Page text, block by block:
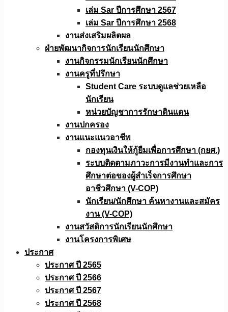
เล่ม Sar ปีการศึกษา 2567
เล่ม Sar ปีการศึกษา 2568
งานส่งเสริมผลิตผล
ฝ่ายพัฒนากิจการนักเรียนนักศึกษา
งานกิจกรรมนักเรียนนักศึกษา
งานครูที่ปรึกษา
Student Care ระบบดูแลช่วยเหลือ
นักเรียน
หน่วยบัญชาการรักษาดินแดน
งานปกครอง
งานแนะแนวอาชีพ
กองทุนเงินให้กู้ยืมเพื่อการศึกษา (กยศ.)
ระบบติดตามภาวะการมีงานทำและการ
ศึกษาต่อของผู้สำเร็จการศึกษา
อาชีวศึกษา (V-COP)
นักเรียน/นักศึกษา ค้นหางานและสมัคร
งาน (V-COP)
งานสวัสดิการนักเรียนนักศึกษา
งานโครงการพิเศษ
ประกาศ
ประกาศ ปี 2565
ประกาศ ปี 2566
ประกาศ ปี 2567
ประกาศ ปี 2568